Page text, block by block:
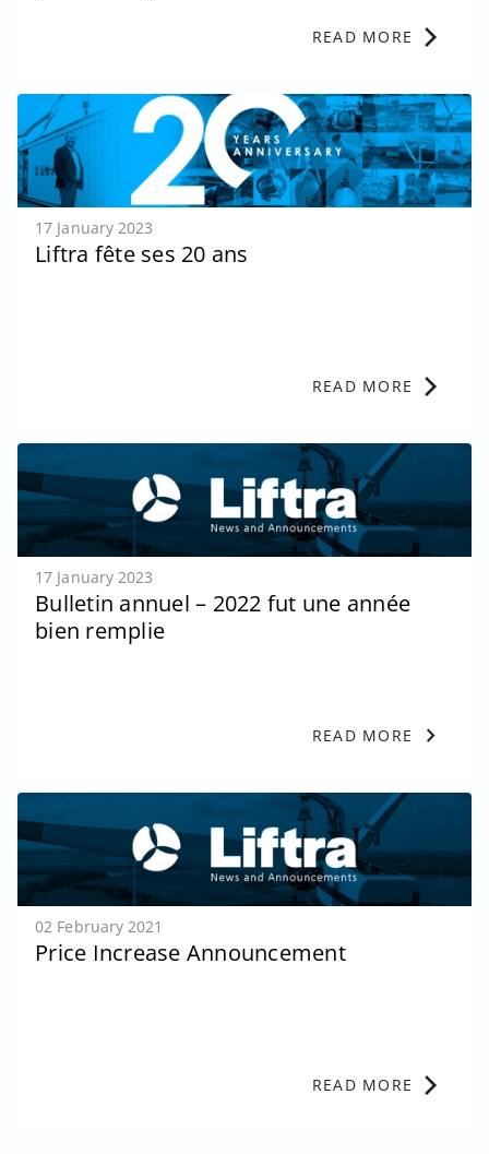
READ MORE chevron_right
17 January 2023
Liftra fête ses 20 ans
READ MORE chevron_right
17 January 2023
Bulletin annuel – 2022 fut une année
bien remplie
READ MORE chevron_right
02 February 2021
Price Increase Announcement
READ MORE chevron_right